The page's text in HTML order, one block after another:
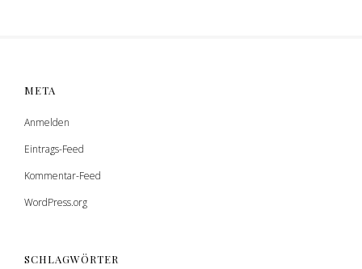
META
Anmelden
Eintrags-Feed
Kommentar-Feed
WordPress.org
SCHLAGWÖRTER